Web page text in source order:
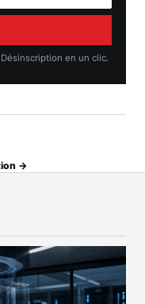
en un clic.
→